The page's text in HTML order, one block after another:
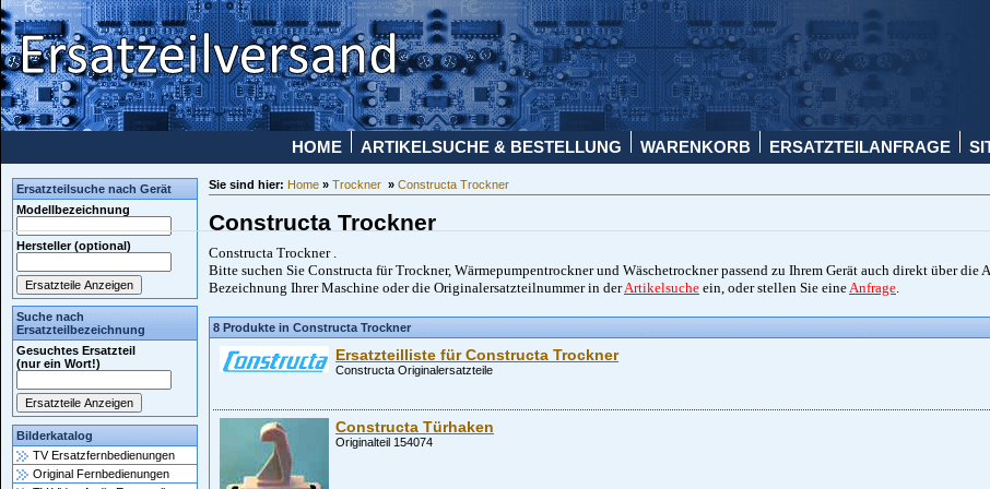
HOME ARTIKELSUCHE & BESTELLUNG WARENKORB ERSATZTEILANFRAGE
Ersatzteilsuche nach Gerät
Modellbezeichnung
Hersteller (optional)
Suche nach
Ersatzteilbezeichnung
Gesuchtes Ersatzteil
(nur ein Wort!)
Bilderkatalog
TV Ersatzfernbedienungen
Original Fernbedienungen
Sie sind hier: Home » Trockner » Constructa Trockner
Constructa Trockner
Constructa Trockner .
Bitte suchen Sie Constructa für Trockner, Wärmepumpentrockner und Wäschetrockner passend zu Ihrem Gerät auch direkt über die
Bezeichnung Ihrer Maschine oder die Originalersatzteilnummer in derArtikelsuche ein, oder stellen Sie eineAnfrage.
8 Produkte in Constructa Trockner
Ersatzteilliste für Constructa Trockner
Constructa Originalersatzteile
Constructa Türhaken
Originalteil 154074